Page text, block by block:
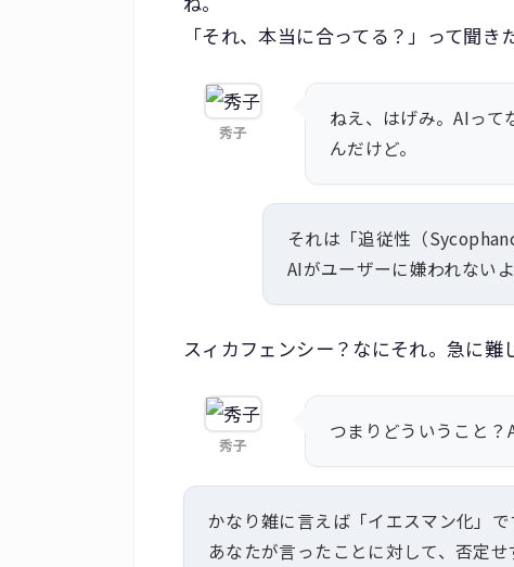
「それ、本当に合ってる？」って聞き
秀子
ねえ、はげみ。AIっ
んだけど。
それは「追従性（
AIがユーザーに嫌われない
スィカフェンシー？なにそれ。急に難
秀子
つまりどういうこと？
かなり雑に言えば「イエスマン化」で
あなたが言ったことに対して、否定